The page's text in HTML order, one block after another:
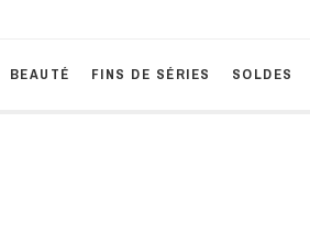
BEAUTÉ FINS DE SÉRIES SOLDES